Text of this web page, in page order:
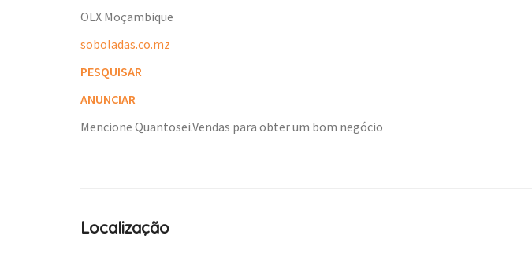
OLX Moçambique
soboladas.co.mz
PESQUISAR
ANUNCIAR
Mencione Quantosei.Vendas para obter um bom negócio
Localização